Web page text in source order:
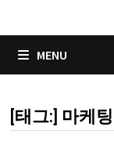
MENU
[태그:] 마케팅